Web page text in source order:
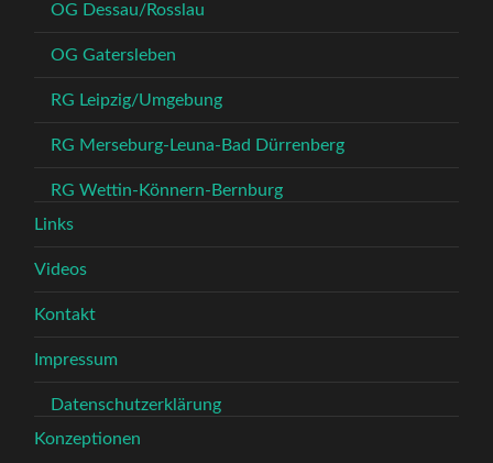
OG Dessau/Rosslau
OG Gatersleben
RG Leipzig/Umgebung
RG Merseburg-Leuna-Bad Dürrenberg
RG Wettin-Könnern-Bernburg
Links
Videos
Kontakt
Impressum
Datenschutzerklärung
Konzeptionen